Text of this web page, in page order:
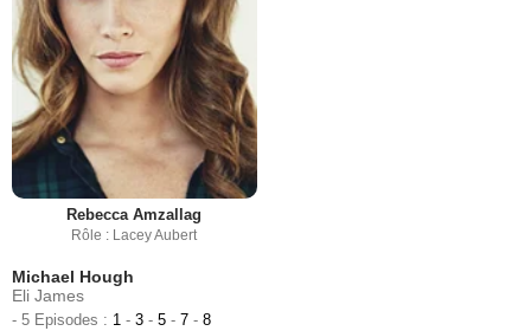
Rebecca Amzallag
Rôle : Lacey Aubert
Michael Hough
Eli James
- 5 Episodes : 1 - 3 - 5 - 7 - 8